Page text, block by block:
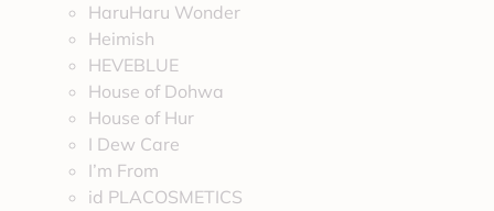
HaruHaru Wonder
Heimish
HEVEBLUE
House of Dohwa
House of Hur
I Dew Care
I’m From
id PLACOSMETICS